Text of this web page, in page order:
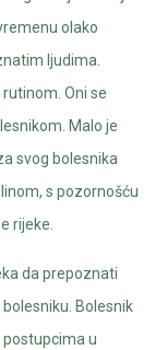
olako
ljudima.
Oni se
Malo je
svog bolesnika
s pozornošću
rijeke.
da prepoznati
Bolesnik
u